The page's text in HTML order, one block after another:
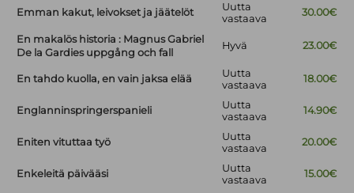
Emman kakut, leivokset ja jäätelöt
Uutta
vastaava
30.00€
En makalös historia : Magnus Gabriel
De la Gardies uppgång och fall
Hyvä 23.00€
En tahdo kuolla, en vain jaksa elää
Uutta
vastaava
18.00€
Englanninspringerspanieli
Uutta
vastaava
14.90€
Eniten vituttaa työ
Uutta
vastaava
20.00€
Enkeleitä päivääsi
Uutta
vastaava
15.00€